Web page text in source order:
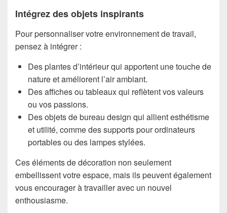
Intégrez des objets inspirants
Pour personnaliser votre environnement de travail,
pensez à intégrer :
Des plantes d’intérieur qui apportent une touche de
nature et améliorent l’air ambiant.
Des affiches ou tableaux qui reflètent vos valeurs
ou vos passions.
Des objets de bureau design qui allient esthétisme
et utilité, comme des supports pour ordinateurs
portables ou des lampes stylées.
Ces éléments de décoration non seulement
embellissent votre espace, mais ils peuvent également
vous encourager à travailler avec un nouvel
enthousiasme.